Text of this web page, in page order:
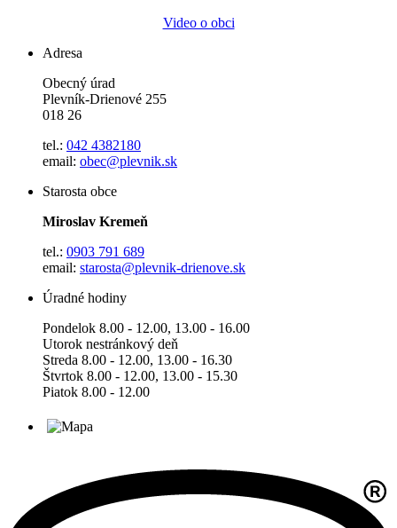
Video o obci
Adresa
Obecný úrad
Plevník-Drienové 255
018 26
tel.: 042 4382180
email: obec@plevnik.sk
Starosta obce
Miroslav Kremeň
tel.: 0903 791 689
email: starosta@plevnik-drienove.sk
Úradné hodiny
Pondelok 8.00 - 12.00, 13.00 - 16.00
Utorok nestránkový deň
Streda 8.00 - 12.00, 13.00 - 16.30
Štvrtok 8.00 - 12.00, 13.00 - 15.30
Piatok 8.00 - 12.00